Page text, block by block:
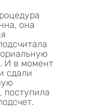
она
И в момент
сдали
поступила